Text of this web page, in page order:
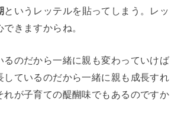
というレッテルを貼ってしまう。レッ
きますからね。
るのだから一緒に親も変わっていけば
しているのだから一緒に親も成長すれ
れが子育ての醍醐味でもあるのですか